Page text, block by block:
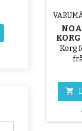
Korg
